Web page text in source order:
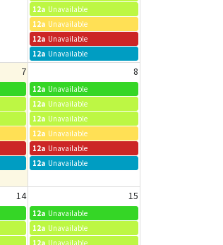
12a Unavailable
12a Unavailable
12a Unavailable
12a Unavailable
7 8
12a Unavailable
12a Unavailable
12a Unavailable
12a Unavailable
12a Unavailable
12a Unavailable
14 15
12a Unavailable
12a Unavailable
12a Unavailable